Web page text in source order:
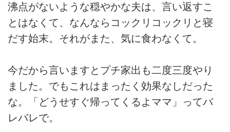
沸点がないような穏やかな夫は、言い返すこ
とはなくて、なんならコックリコックリと寝
だす始末。それがまた、気に食わなくて。
今だから言いますとプチ家出も二度三度やり
ました。でもこれはまったく効果なしだった
な。「どうせすぐ帰ってくるよママ」ってバ
レバレで。